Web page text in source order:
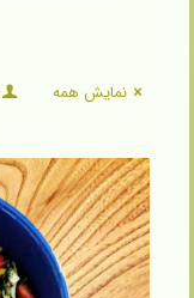
نمایش همه